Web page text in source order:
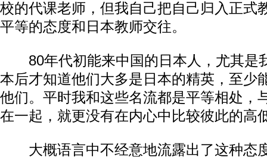
校的代课老师，但我自己把自己归入正式
平等的态度和日本教师交往。
80年代初能来中国的日本人，尤其是
本后才知道他们大多是日本的精英，至少
他们。平时我和这些名流都是平等相处，
在一起，就更没有在内心中比较彼此的高
大概语言中不经意地流露出了这种态